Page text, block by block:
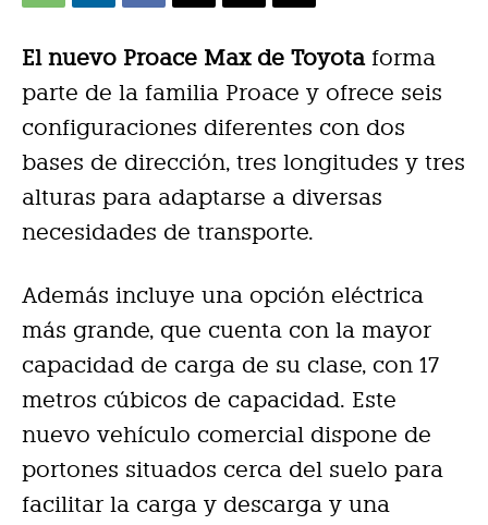
El nuevo Proace Max de Toyotaforma
parte de la familia Proace y ofrece seis
configuraciones diferentes con dos
bases de dirección, tres longitudes y tres
alturas para adaptarse a diversas
necesidades de transporte.
Además incluye una opción eléctrica
más grande, que cuenta con la mayor
capacidad de carga de su clase, con 17
metros cúbicos de capacidad. Este
nuevo vehículo comercial dispone de
portones situados cerca del suelo para
facilitar la carga y descarga y una